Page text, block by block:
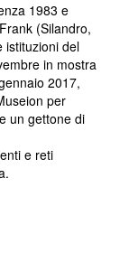
1983 e
(Silandro,
istituzioni del
in mostra
2017,
per
un gettone di
e reti